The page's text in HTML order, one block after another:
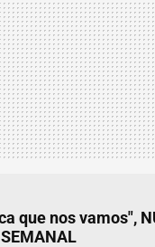
que nos vamos",